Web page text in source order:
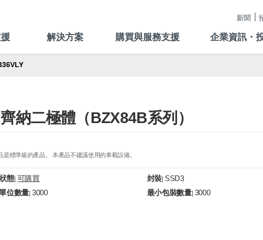
新聞
解決方案 購買與服務支援 企業資訊・
納二極體（BZX84B系列）
是標準級的產品。 本產品不建議使用的車載設備。
態| 可購買 封裝 SSD3
位數量 |3000 最小包裝數量| 3000